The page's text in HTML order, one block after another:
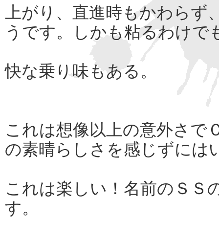
上がり、直進時もかわら
うです。しかも粘るわけ
快な乗り味もある。
これは想像以上の意外さで
の素晴らしさを感じずには
これは楽しい！名前のＳＳ
す。